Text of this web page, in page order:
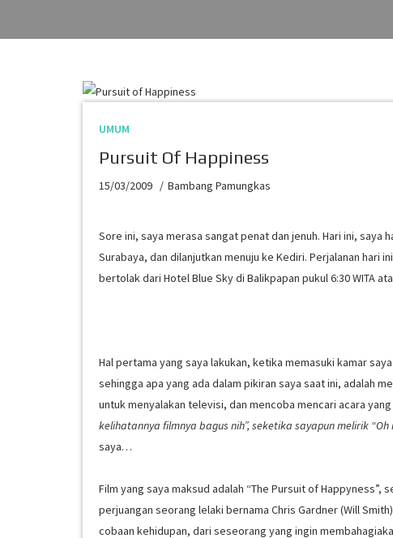
UMUM
Pursuit Of Happiness
15/03/2009 Bambang Pamungkas
Sore ini, saya merasa sangat penat dan jenuh. Hari ini, saya
Surabaya, dan dilanjutkan menuju ke Kediri. Perjalanan hari
bertolak dari Hotel Blue Sky di Balikpapan pukul 6:30 WITA
Hal pertama yang saya lakukan, ketika memasuki kamar
sehingga apa yang ada dalam pikiran saya saat ini, adalah
untuk menyalakan televisi, dan mencoba mencari acara
kelihatannya filmnya bagus nih”, seketika sayapun melirik
saya…
Film yang saya maksud adalah “The Pursuit of
perjuangan seorang lelaki bernama Chris Gardner (Will
cobaan kehidupan, dari seseorang yang ingin